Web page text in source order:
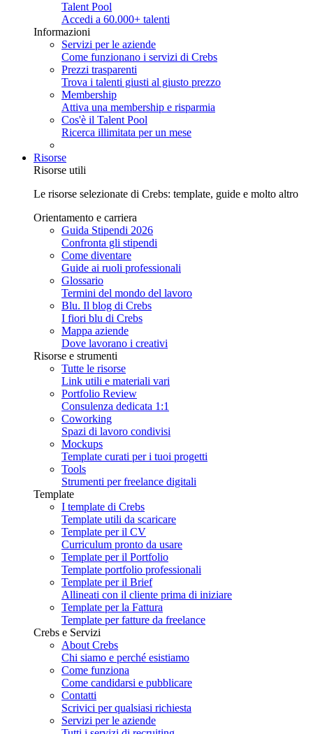
Talent Pool
Accedi a 60.000+ talenti
Informazioni
Servizi per le aziende
Come funzionano i servizi di Crebs
Prezzi trasparenti
Trova i talenti giusti al giusto prezzo
Membership
Attiva una membership e risparmia
Cos'è il Talent Pool
Ricerca illimitata per un mese
Risorse
Risorse utili
Le risorse selezionate di Crebs: template, guide e molto altro
Orientamento e carriera
Guida Stipendi 2026
Confronta gli stipendi
Come diventare
Guide ai ruoli professionali
Glossario
Termini del mondo del lavoro
Blu. Il blog di Crebs
I fiori blu di Crebs
Mappa aziende
Dove lavorano i creativi
Risorse e strumenti
Tutte le risorse
Link utili e materiali vari
Portfolio Review
Consulenza dedicata 1:1
Coworking
Spazi di lavoro condivisi
Mockups
Template curati per i tuoi progetti
Tools
Strumenti per freelance digitali
Template
I template di Crebs
Template utili da scaricare
Template per il CV
Curriculum pronto da usare
Template per il Portfolio
Template portfolio professionali
Template per il Brief
Allineati con il cliente prima di iniziare
Template per la Fattura
Template per fatture da freelance
Crebs e Servizi
About Crebs
Chi siamo e perché esistiamo
Come funziona
Come candidarsi e pubblicare
Contatti
Scrivici per qualsiasi richiesta
Servizi per le aziende